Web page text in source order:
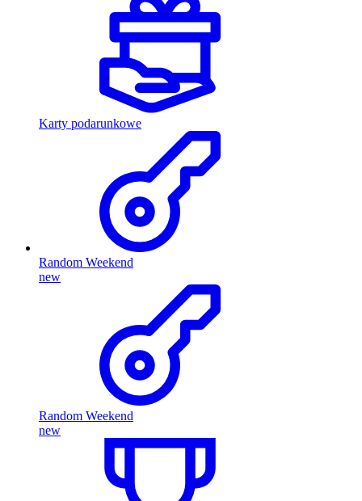
Karty podarunkowe
Random Weekend
new
Random Weekend
new